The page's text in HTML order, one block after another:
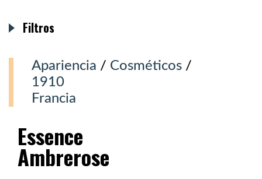
Apariencia / Cosméticos /
1910
Francia
Essence
Ambrerose
Filtros